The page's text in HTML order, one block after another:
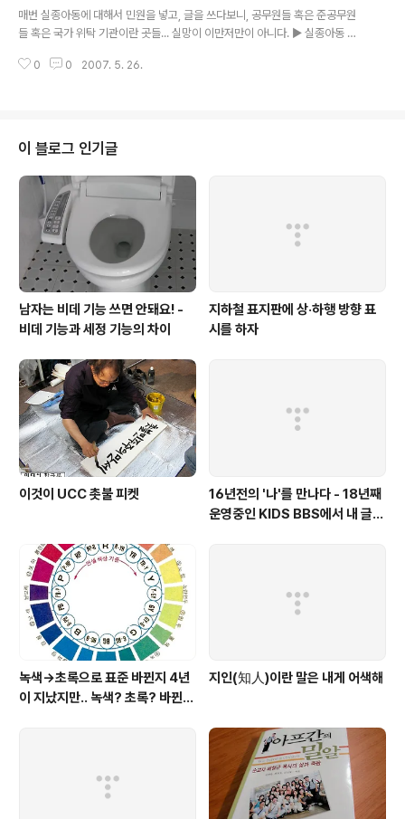
히 불평은 계속될 것이다. 그리고 정말 기분나쁜 소리들. 뭐, 기존 블로거뉴스에
있던 사람은 다음이 훈련을 시켰느니, 뭐 그렇게 되었느니 하는 소..
매번 실종아동에 대해서 민원을 넣고, 글을 쓰다보니, 공무원들 혹은 준공무원
들 혹은 국가 위탁 기관이란 곳들... 실망이 이만저만이 아니다. ▶ 실종아동 제
이유야 어찌되었건, 건국이래 국가는 '복지'에 신경을 쓰지 못했고, 많은 부분이
하던 단체들에게 많은 것을 "위탁운영"하는 모델을 가지게 되었다. 말 그대로,
"하청"이다. 하긴.. 경험도 없는 국가보다는 더 잘할 것이니... 하지..
0 0 2007. 5. 26.
이 블로그 인기글
남자는 비데 기능 쓰면 안돼요! -
비데 기능과 세정 기능의 차이
지하철 표지판에 상·하행 방향 표
시를 하자
이것이 UCC 촛불 피켓
16년전의 '나'를 만나다 - 18년째
운영중인 KIDS BBS에서 내 글을
녹색→초록으로 표준 바뀐지 4년
이 지났지만.. 녹색? 초록? 바뀐
지인(知人)이란 말은 내게 어색해